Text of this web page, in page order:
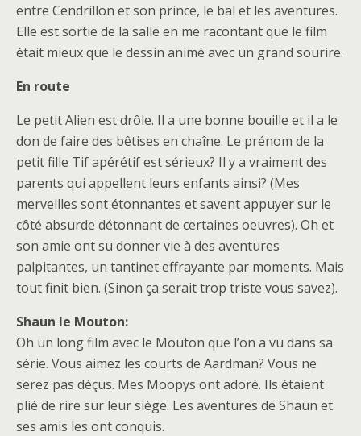
entre Cendrillon et son prince, le bal et les aventures.
Elle est sortie de la salle en me racontant que le film
était mieux que le dessin animé avec un grand sourire.
En route
Le petit Alien est drôle. Il a une bonne bouille et il a le
don de faire des bêtises en chaîne. Le prénom de la
petit fille Tif apérétif est sérieux? Il y a vraiment des
parents qui appellent leurs enfants ainsi? (Mes
merveilles sont étonnantes et savent appuyer sur le
côté absurde détonnant de certaines oeuvres). Oh et
son amie ont su donner vie à des aventures
palpitantes, un tantinet effrayante par moments. Mais
tout finit bien. (Sinon ça serait trop triste vous savez).
Shaun le Mouton:
Oh un long film avec le Mouton que l’on a vu dans sa
série. Vous aimez les courts de Aardman? Vous ne
serez pas déçus. Mes Moopys ont adoré. Ils étaient
plié de rire sur leur siège. Les aventures de Shaun et
ses amis les ont conquis.